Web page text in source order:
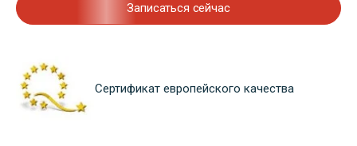
Записаться сейчас
Сертификат европейского качества